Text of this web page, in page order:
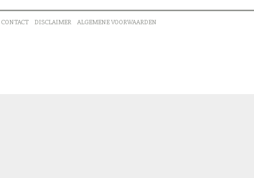
CONTACT DISCLAIMER ALGEMENE VOORWAARDEN